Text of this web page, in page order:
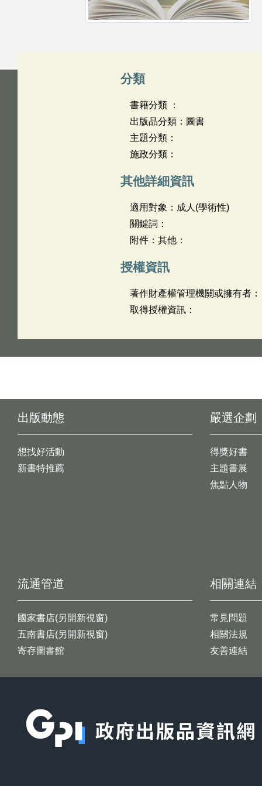
分類
書籍分類 ：
出版品分類：圖書
主題分類：
施政分類：
其他詳細資訊
適用對象：成人(學術性)
關鍵詞：
附件：其他：
授權資訊
著作財產權管理機關或擁有者：
取得授權資訊：
出版動態
想找好活動
新書特推薦
嚴選企劃
得獎好書
主題書展
焦點人物
流通管道
國家書店(另開新視窗)
五南書店(另開新視窗)
寄存圖書館
相關連結
常見問題
相關法規
友善連結